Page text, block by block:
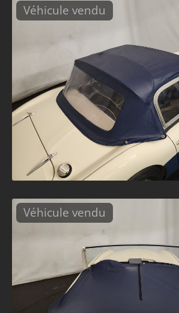
Véhicule vendu
Véhicule vendu